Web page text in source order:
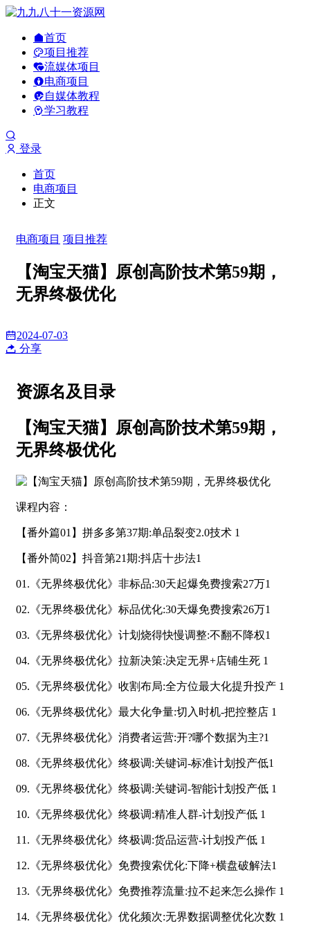
首页
项目推荐
流媒体项目
电商项目
自媒体教程
学习教程
登录
首页
电商项目
正文
电商项目 项目推荐
【淘宝天猫】原创高阶技术第59期，
无界终极优化
2024-07-03
分享
资源名及目录
【淘宝天猫】原创高阶技术第59期，
无界终极优化
课程内容：
【番外篇01】拼多多第37期:单品裂变2.0技术 1
【番外简02】抖音第21期:抖店十步法1
01.《无界终极优化》非标品:30天起爆免费搜索27万1
02.《无界终极优化》标品优化:30天爆免费搜索26万1
03.《无界终极优化》计划烧得快慢调整:不翻不降权1
04.《无界终极优化》拉新决策:决定无界+店铺生死 1
05.《无界终极优化》收割布局:全方位最大化提升投产 1
06.《无界终极优化》最大化争量:切入时机-把控整店 1
07.《无界终极优化》消费者运营:开?哪个数据为主?1
08.《无界终极优化》终极调:关键词-标准计划投产低1
09.《无界终极优化》终极调:关键词-智能计划投产低 1
10.《无界终极优化》终极调:精准人群-计划投产低 1
11.《无界终极优化》终极调:货品运营-计划投产低 1
12.《无界终极优化》免费搜索优化:下降+横盘破解法1
13.《无界终极优化》免费推荐流量:拉不起来怎么操作 1
14.《无界终极优化》优化频次:无界数据调整优化次数 1